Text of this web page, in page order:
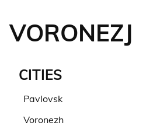
VORONEZJ
CITIES
Pavlovsk
Voronezh